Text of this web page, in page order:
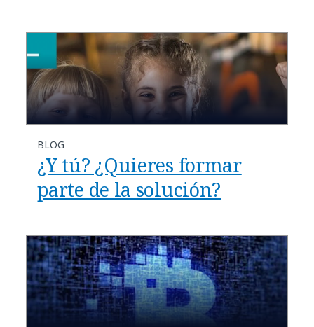
BLOG
¿Y tú? ¿Quieres formar
parte de la solución?